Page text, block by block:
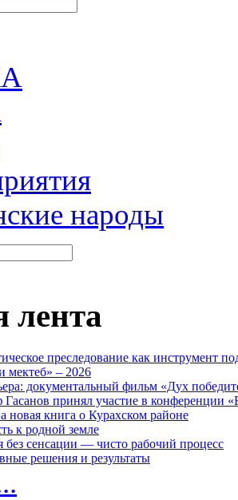
народы
лента
преследование как инструмент
мектеб» – 2026
документальный фильм «Дух
Гасанов принял участие в конференции
новая книга о Курахском районе
к родной земле
без сенсации — чисто рабочий процесс
решения и результаты